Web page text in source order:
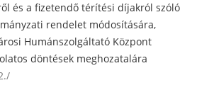
és a fizetendő térítési díjakról szóló
rendelet módosítására,
Humánszolgáltató Központ
döntések meghozatalára